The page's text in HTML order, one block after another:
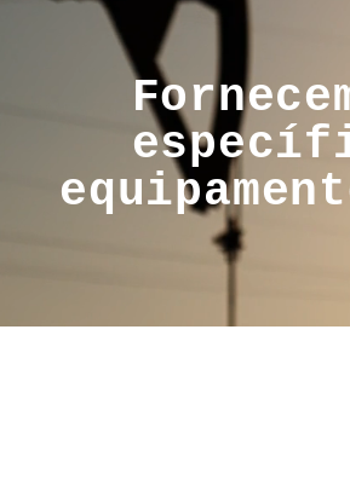
™®©Todos os direitos
empresa Filtroparts.